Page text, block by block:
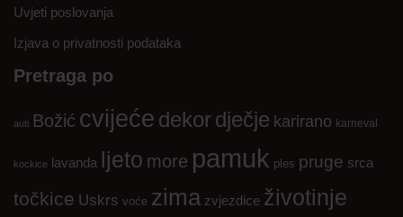
Uvjeti poslovanja
Izjava o privatnosti podataka
Pretraga po
auti Božić cvijeće dekordječje karirano karneval
kockice lavanda ljeto more pamuk ples pruge srca
točkice Uskrs voće zima zvjezdice životinje